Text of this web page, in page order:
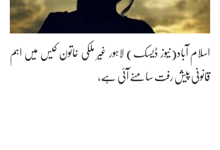
اسلام آباد(نیوز ڈیسک) لاہور غیر ملکی خاتون کیس میں اہم
قانونی پیش رفت سامنے آئی ہے،